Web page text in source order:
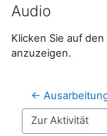
Audio
Klicken Sie auf den
anzuzeigen.
←
Zur Aktivität